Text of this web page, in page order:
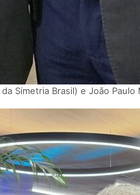
Simetria Brasil) e João